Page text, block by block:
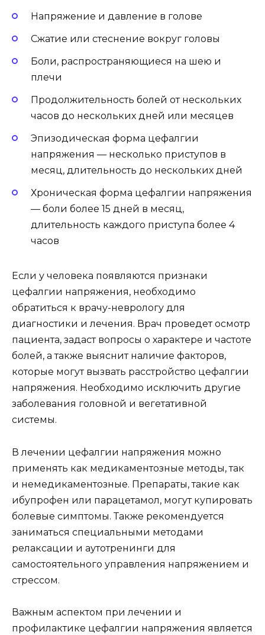
Напряжение и давление в голове
Сжатие или стеснение вокруг головы
Боли, распространяющиеся на шею и
плечи
Продолжительность болей от нескольких
часов до нескольких дней или месяцев
Эпизодическая форма цефалгии
напряжения — несколько приступов в
месяц, длительность до нескольких дней
Хроническая форма цефалгии напряжения
— боли более 15 дней в месяц,
длительность каждого приступа более 4
часов
Если у человека появляются признаки
цефалгии напряжения, необходимо
обратиться к врачу-неврологу для
диагностики и лечения. Врач проведет осмотр
пациента, задаст вопросы о характере и частоте
болей, а также выяснит наличие факторов,
которые могут вызвать расстройство цефалгии
напряжения. Необходимо исключить другие
заболевания головной и вегетативной
системы.
В лечении цефалгии напряжения можно
применять как медикаментозные методы, так
и немедикаментозные. Препараты, такие как
ибупрофен или парацетамол, могут купировать
болевые симптомы. Также рекомендуется
заниматься специальными методами
релаксации и аутотренинги для
самостоятельного управления напряжением и
стрессом.
Важным аспектом при лечении и
профилактике цефалгии напряжения является